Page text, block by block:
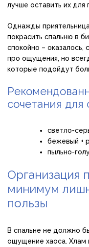
лучше оставить их для
Однажды
покрасить спальню в
спокойно – оказалось,
про ощущения, но
которые подойдут
сочетания для
светло-
бежевый +
пыльно-
Организация
минимум
пользы
В спальне не должно
ощущение хаоса. Хлам